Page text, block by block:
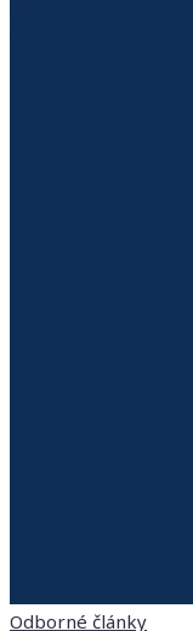
Odborné články